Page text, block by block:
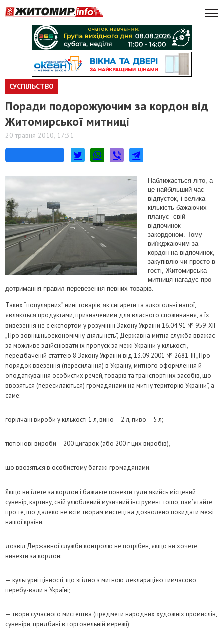
СУСПІЛЬСТВО
Поради подорожуючим за кордон від
Житомирської митниці
20 травня 2010, 17:31
Наближається літо, а
це найбільший час
відпусток, і велика
кількість бажаючих
планує свій
відпочинок
закордоном. Тому
виїжджаючим за
кордон на відпочинок,
закупівлю чи просто в
гості, Житомирська
митниця нагадує про
дотримання правил перевезення певних товарів.
Таких “популярних” нині товарів, як сигарети та алкогольні напої,
являються продуктами, призначеними для власного споживання, а їх
вивезення не є експортом у розумінні Закону України 16.04.91 № 959-XII
„Про зовнішньоекономічну діяльність”, Державна митна служба вважає
за можливе здійснювати їх пропуск за межі України у кількості,
передбаченій статтею 8 Закону України від 13.09.2001 № 2681-III „Про
порядок ввезення (пересилання) в Україну, митного оформлення й
оподаткування особистих речей, товарів та транспортних засобів, що
ввозяться (пересилаються) громадянами на митну територію України”, а
саме:
горiлчанi вироби у кiлькостi1 л, вино – 2 л, пиво – 5 л;
тютюновi вироби – 200 цигарок (або 200 гцих виробiв),
що ввозяться в особистому багажі громадянами.
Якщо ви їдете за кордон і бажаєте повезти туди якийсь місцевий
сувенір, картину, свій улюблений музичний інструмент тощо, пам’ятайте
про те, що далеко не всім творам мистецтва дозволено покидати межі
нашої країни.
дозвіл Державної служби контролю не потрібен, якщо ви хочете
вивезти за кордон:
— культурні цінності, що згідно з митною декларацією тимчасово
перебу-вали в Україні;
— твори сучасного мистецтва (предмети народних художніх промислів,
сувеніри, придбані в торговельній мережі);